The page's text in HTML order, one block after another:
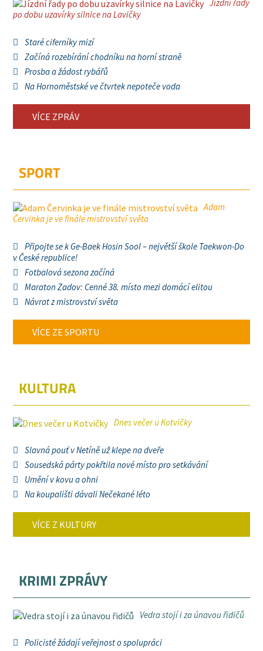
Jízdní řady
po dobu uzavírky silnice na Lavičky
Staré ciferníky mizí
Začíná rozebírání chodníku na horní straně
Prosba a žádost rybářů
Na Hornoměstské ve čtvrtek nepoteče voda
VÍCE ZPRÁV
SPORT
Adam
Červinka je ve finále mistrovství světa
Připojte se k Ge-Baek Hosin Sool – největší škole Taekwon-Do
v České republice!
Fotbalová sezona začíná
Maraton Zadov: Cenné 38. místo mezi domácí elitou
Návrat z mistrovství světa
VÍCE ZE SPORTU
KULTURA
Dnes večer u Kotvičky
Slavná pouť v Netíně už klepe na dveře
Sousedská párty pokřtila nové místo pro setkávání
Umění v kovu a ohni
Na koupališti dávali Nečekané léto
VÍCE Z KULTURY
KRIMI ZPRÁVY
Vedra stojí i za únavou řidičů
Policisté žádají veřejnost o spolupráci